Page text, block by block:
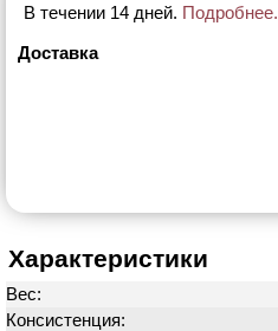
В течении 14 дней. Подробнее.
Доставка
Характеристики
Вес:
Консистенция: